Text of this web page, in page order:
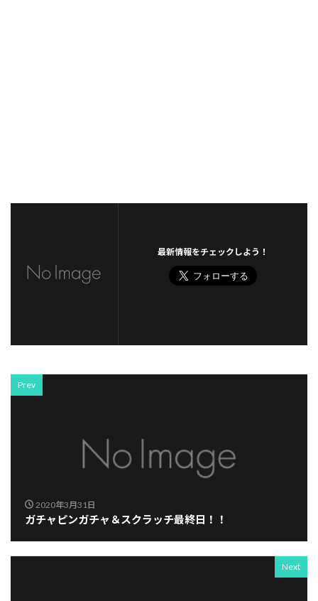
最新情報をチェックしよう！
Prev
2020年3月31日
ガチャピンガチャ＆スクラッチ最終日！！
Next